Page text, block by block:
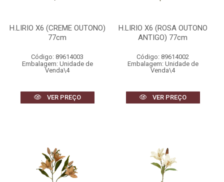
H.LIRIO X6 (CREME OUTONO)
77cm
Código: 89614003
Embalagem: Unidade de
Venda\4
VER PREÇO
H.LIRIO X6 (ROSA OUTONO
ANTIGO) 77cm
Código: 89614002
Embalagem: Unidade de
Venda\4
VER PREÇO